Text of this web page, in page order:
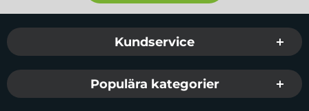
Sidfot Blandad info och länkar
Kundservice
Populära kategorier